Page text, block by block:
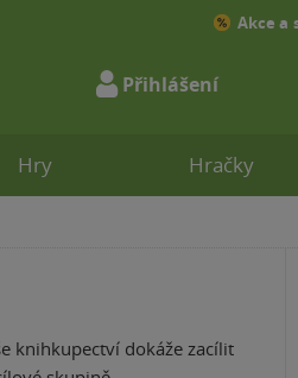
knihkupectví dokáže zacílit
Hry Hračky
Akce a
Přihlášení